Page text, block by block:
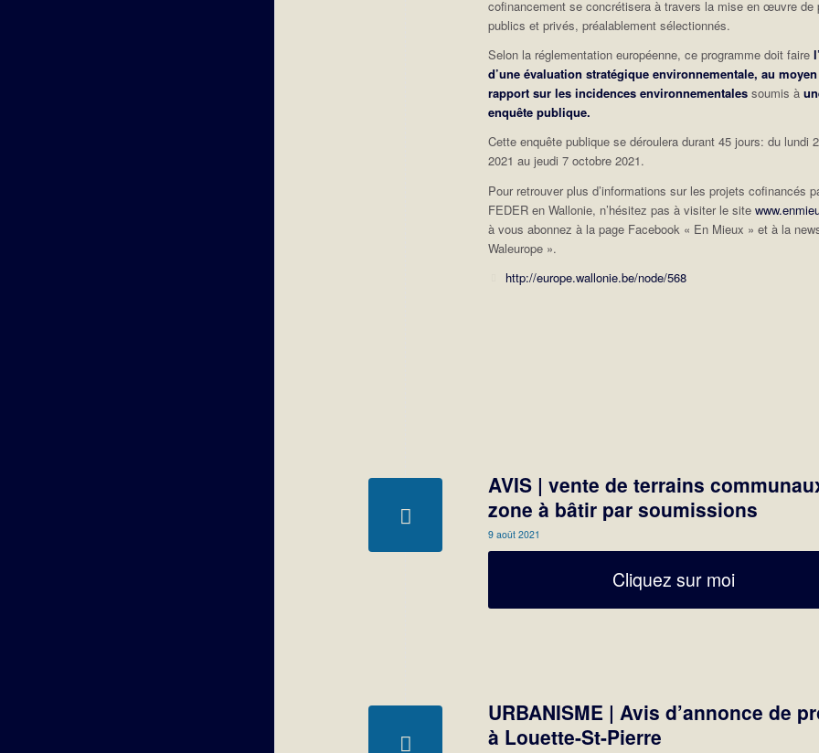
cofinancement se concrétisera à travers la mise en œuvre de
publics et privés, préalablement sélectionnés.
Selon la réglementation européenne, ce programme doit faire
d’une évaluation stratégique environnementale, au moyen
rapport sur les incidences environnementales soumis à
enquête publique.
Cette enquête publique se déroulera durant 45 jours: du lundi
2021 au jeudi 7 octobre 2021.
Pour retrouver plus d’informations sur les projets cofinancés
FEDER en Wallonie, n’hésitez pas à visiter le site
à vous abonnez à la page Facebook « En Mieux » et à la
Waleurope ».
http://europe.wallonie.be/node/568
AVIS | vente de terrains
zone à bâtir par soumissions
9 août 2021
Cliquez sur moi
URBANISME | Avis d’annonce de
à Louette-St-Pierre